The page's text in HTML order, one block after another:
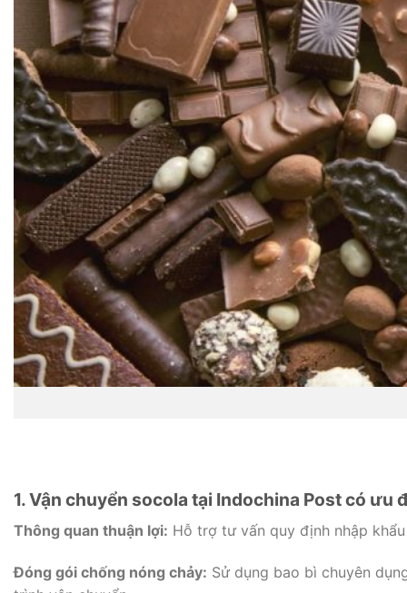
1. Vận chuyển socola tại Indochina Post có ưu
Thông quan thuận lợi: Hỗ trợ tư vấn quy định nhập
Đóng gói chống nóng chảy: Sử dụng bao bì chuyên